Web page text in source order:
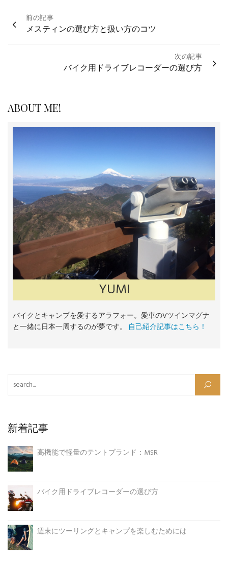
投
稿
ョ
ン
前の記事
メスティンの選び方と扱い方のコツ
次の記事
バイク用ドライブレコーダーの選び方
ABOUT ME!
YUMI
バイクとキャンプを愛するアラフォー。愛車のVツインマグナ
と一緒に日本一周するのが夢です。 自己紹介記事はこちら！
検索:
新着記事
高機能で軽量のテントブランド：MSR
バイク用ドライブレコーダーの選び方
週末にツーリングとキャンプを楽しむためには